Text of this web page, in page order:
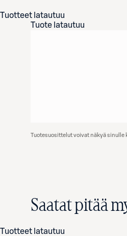
Tuotteet latautuu
Tuote latautuu
Tuotesuosittelut voivat näkyä sinulle
Saatat pitää
Tuotteet latautuu